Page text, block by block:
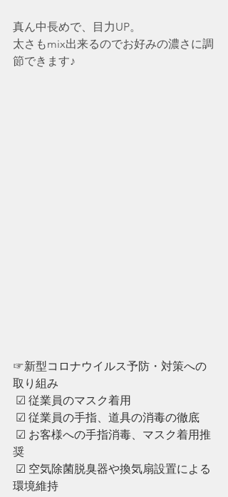
真ん中長めで、目力UP。
太さもmix出来るのでお好みの濃さに調
節できます♪
☞新型コロナウイルス予防・対策への
取り組み
☑︎ 従業員のマスク着用
☑︎ ︎従業員の手指、道具の消毒の徹底
奨
環境維持